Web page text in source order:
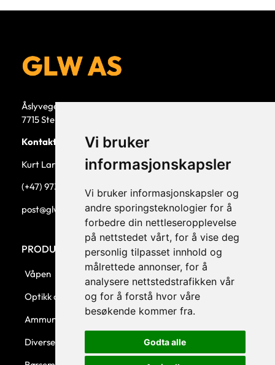
Vi bruker
informasjonskapsler
Vi bruker informasjonskapsler og
andre sporingsteknologier for å
forbedre din nettleseropplevelse
på nettstedet vårt, for å vise deg
personlig tilpasset innhold og
målrettede annonser, for å
analysere nettstedstrafikken vår
og for å forstå hvor våre
besøkende kommer fra.
Godta alle
Åslyvegen 5b
7715 Steinkjer
Kontaktperson
Kurt Larsen, daglig leder.
(+47) 973 33 332
post@glw.no
PRODUKTKATEGORIER
Våpen
Optikk og montasjer
Ammunisjon
Diverse